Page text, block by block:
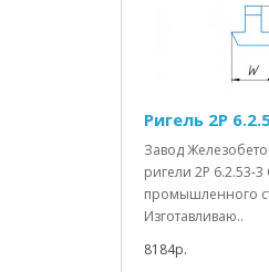
Ригель 2Р
Завод
ригели 2Р 6.2.53-
промышленного
Изготавливаю..
8184р.